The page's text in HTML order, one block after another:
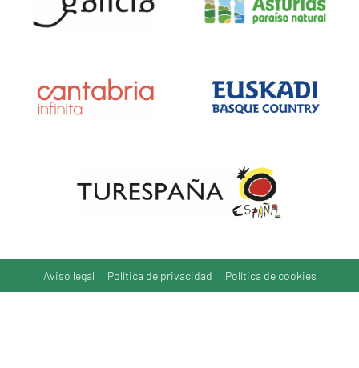
Aviso legal Política de privacidad Política de cookies